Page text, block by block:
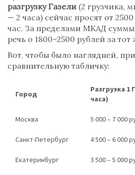
разгрузку Газели (2 грузчика,
— 2 часа) сейчас просят от
час. За пределами МКАД
речь о 1800–2500 рублей за
Вот, чтобы было наглядней,
сравнительную табличку:
Город
Разгрузка 1
часа)
Москва 5 000 – 7 000
Санкт-Петербург 4 500 – 6 000
Екатеринбург 3 500 – 5 000